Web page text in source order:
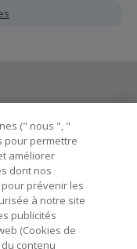
plus tard dans les
calculés par les
et hors frais de
uBlock, Pi-
commande.
revenir sur
de cashback
(" nous ", "
pour permettre
améliorer
dont nos
prévenir les
à notre site
publicités
(Cookies de
contenu